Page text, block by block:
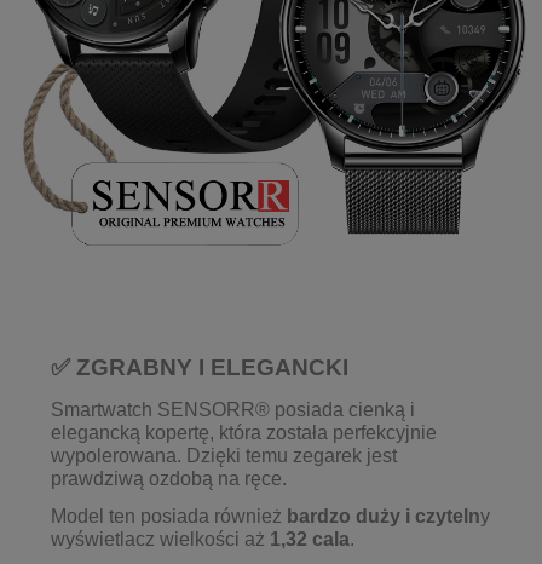
✅ ZGRABNY I ELEGANCKI
Smartwatch SENSORR® posiada cienką i
elegancką kopertę, która została perfekcyjnie
wypolerowana. Dzięki temu zegarek jest
prawdziwą ozdobą na ręce.
Model ten posiada również bardzo duży i czytelny
wyświetlacz wielkości aż 1,32 cala.